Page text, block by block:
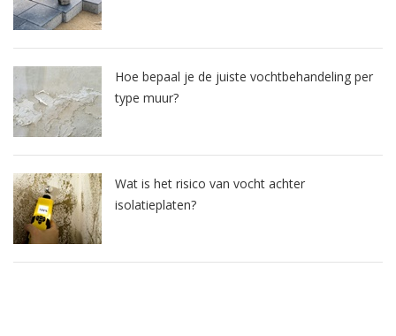
Hoe bepaal je de juiste vochtbehandeling per
type muur?
Wat is het risico van vocht achter
isolatieplaten?